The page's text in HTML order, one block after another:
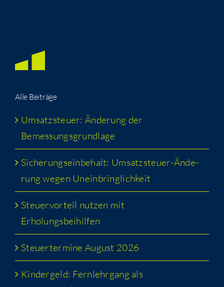
Alle Bei­trä­ge
Umsatz­steu­er: Ände­rung der
Bemessungsgrundlage
Siche­rungs­ein­be­halt: Umsatz­steu­er-Ände­
rung wegen Uneinbringlichkeit
Steu­er­vor­teil nut­zen mit
Erholungsbeihilfen
Steu­er­ter­mi­ne August 2026
Kin­der­geld: Fern­lehr­gang als